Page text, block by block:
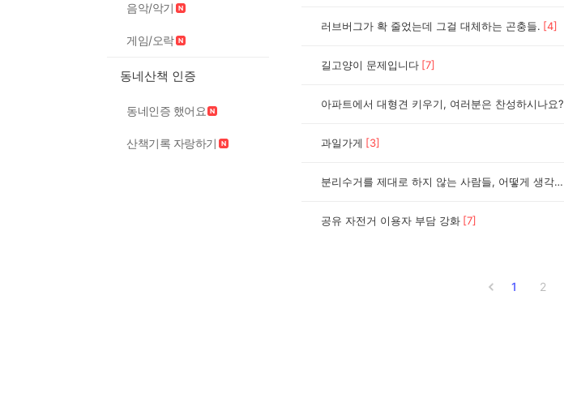
음악/악기
게임/오락
동네산책 인증
동네인증 했어요
산책기록 자랑하기
러브버그가 확 줄었는데 그걸 대체하는 곤충들. [4]
길고양이 문제입니다 [7]
아파트에서 대형견 키우기, 여러분은 찬성하시나요?
과일가게 [3]
분리수거를 제대로 하지 않는 사람들, 어떻게 생각하세요?
공유 자전거 이용자 부담 강화 [7]
1 2